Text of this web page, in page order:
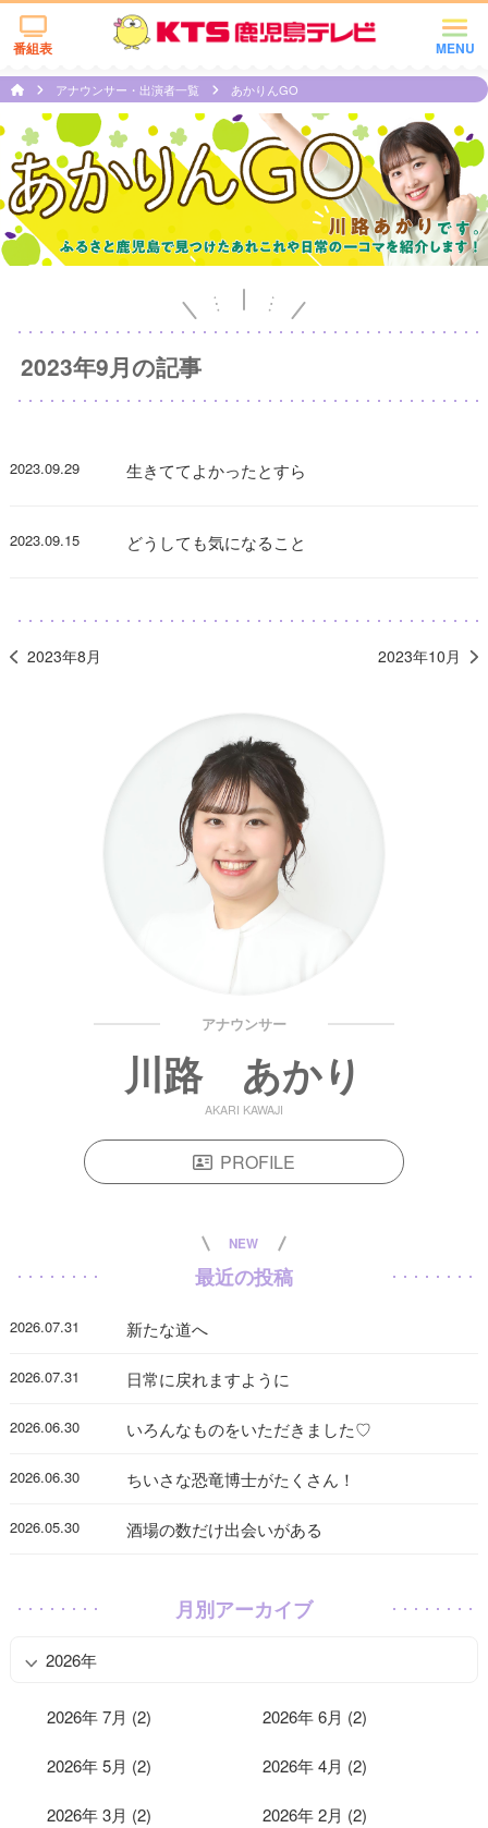
MENU
番組表
アナウンサー・出演者一覧 あかりんGO
2023年9月の記事
2023.09.29 生きててよかったとすら
2023.09.15 どうしても気になること
2023年8月 2023年10月
アナウンサー
川路 あかり
AKARI KAWAJI
PROFILE
NEW
最近の投稿
2026.07.31 新たな道へ
2026.07.31 日常に戻れますように
2026.06.30 いろんなものをいただきました♡
2026.06.30 ちいさな恐竜博士がたくさん！
2026.05.30 酒場の数だけ出会いがある
月別アーカイブ
2026年
2026年 7月 (2) 2026年 6月 (2)
2026年 5月 (2) 2026年 4月 (2)
2026年 3月 (2) 2026年 2月 (2)